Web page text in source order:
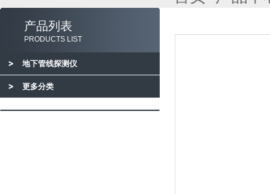
产品列表
PRODUCTS LIST
地下管线探测仪
更多分类